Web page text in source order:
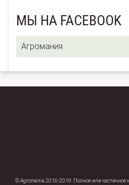
МЫ НА FACEBOOK
Агромания
© Agromania 2016-2019. Полное или частичное